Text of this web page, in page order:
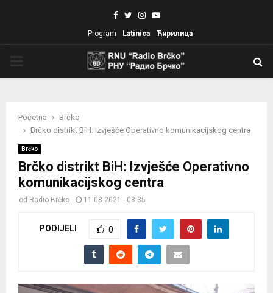
Facebook
TwitterInstagram
Youtube
Program Latinica Ћирилица
Početna
Brčko
Brčko distrikt BiH: Izvješće Operativno komunikacijskog centra
Brčko
Brčko distrikt BiH: Izvješće Operativno
komunikacijskog centra
od Radio Brčko 11.08.2021 - 08:35
PODIJELI 0